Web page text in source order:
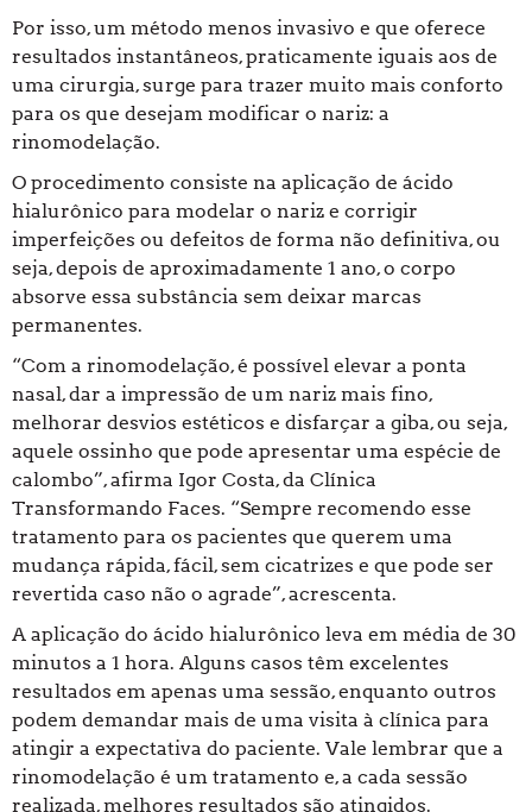
Por isso, um método menos invasivo e que oferece
resultados instantâneos, praticamente iguais aos de
uma cirurgia, surge para trazer muito mais conforto
para os que desejam modificar o nariz: a
rinomodelação.
O procedimento consiste na aplicação de ácido
hialurônico para modelar o nariz e corrigir
imperfeições ou defeitos de forma não definitiva, ou
seja, depois de aproximadamente 1 ano, o corpo
absorve essa substância sem deixar marcas
permanentes.
“Com a rinomodelação, é possível elevar a ponta
nasal, dar a impressão de um nariz mais fino,
melhorar desvios estéticos e disfarçar a giba, ou seja,
aquele ossinho que pode apresentar uma espécie de
calombo”, afirma Igor Costa, da Clínica
Transformando Faces. “Sempre recomendo esse
tratamento para os pacientes que querem uma
mudança rápida, fácil, sem cicatrizes e que pode ser
revertida caso não o agrade”, acrescenta.
A aplicação do ácido hialurônico leva em média de 30
minutos a 1 hora. Alguns casos têm excelentes
resultados em apenas uma sessão, enquanto outros
podem demandar mais de uma visita à clínica para
atingir a expectativa do paciente. Vale lembrar que a
rinomodelação é um tratamento e, a cada sessão
realizada, melhores resultados são atingidos.